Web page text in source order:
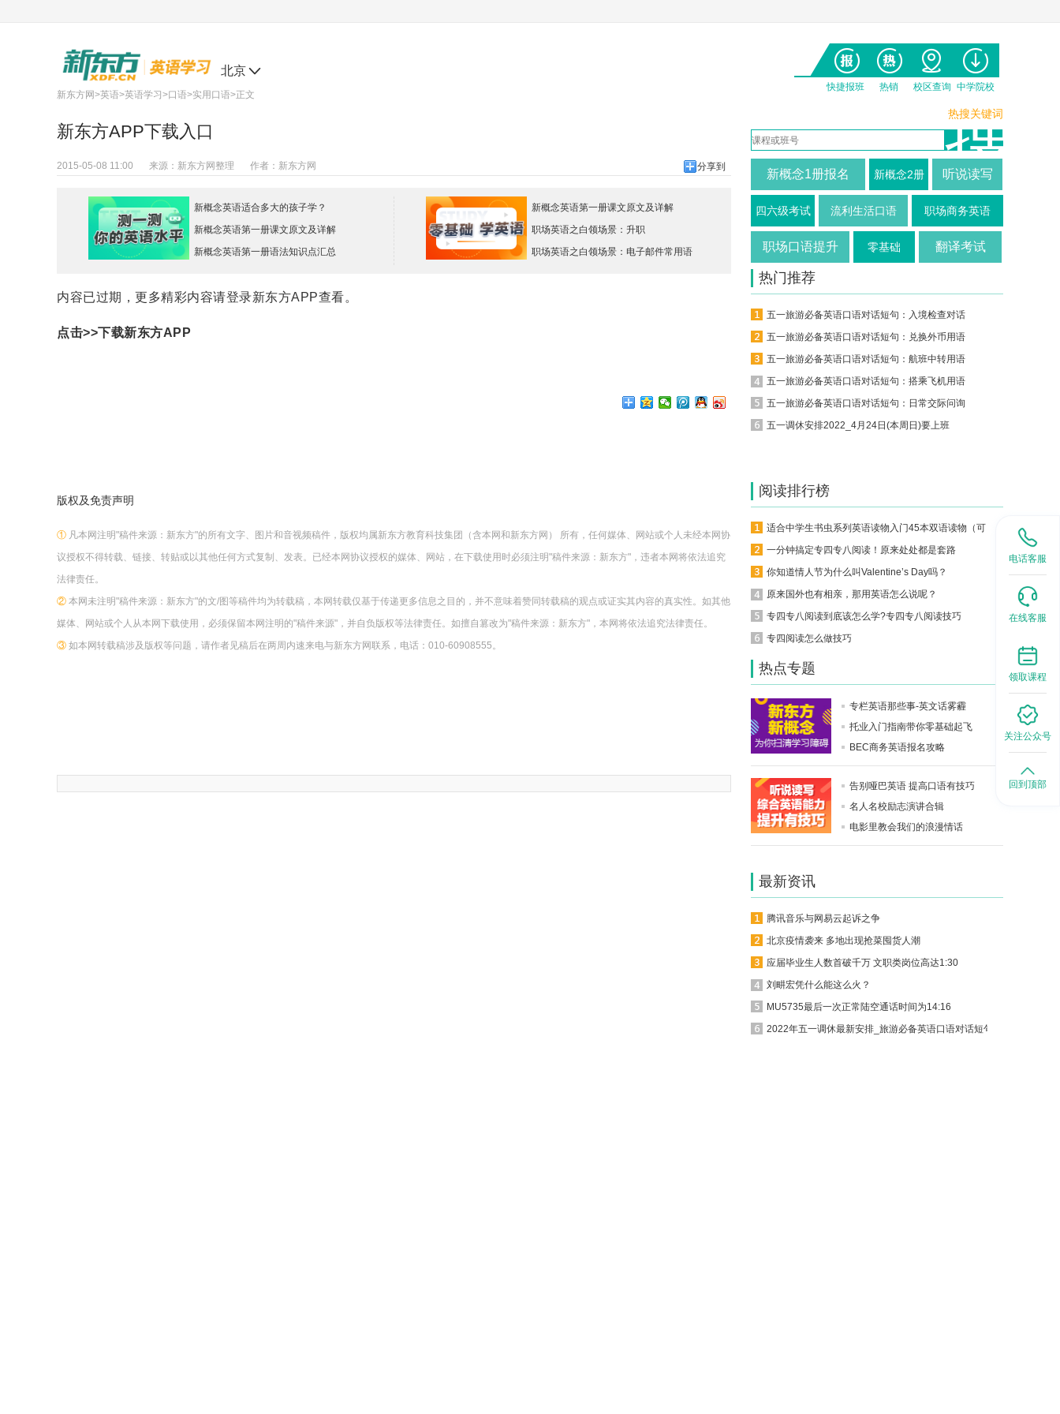
北京
快捷报班 热销 校区查询 中学院校
新东方网>英语>英语学习 >口语>实用口语>正文
新东方APP下载入口
2015-05-08 11:00 来源： 新东方网整理 作者： 新东方网 分享到
新概念英语适合多大的孩子学？
新概念英语第一册课文原文及详解
新概念英语第一册语法知识点汇总
新概念英语第一册课文原文及详解
职场英语之白领场景：升职
职场英语之白领场景：电子邮件常用语
内容已过期，更多精彩内容请登录新东方APP查看。
点击>>下载新东方APP
版权及免责声明
① 凡本网注明"稿件来源：新东方"的所有文字、图片和音视频稿件，版权均属新东方教育科技集团（含本网和新东方网） 所有，任何媒体、网站或个人未经本网协
议授权不得转载、链接、转贴或以其他任何方式复制、发表。已经本网协议授权的媒体、网站，在下载使用时必须注明"稿件来源：新东方"，违者本网将依法追究
法律责任。
② 本网未注明"稿件来源：新东方"的文/图等稿件均为转载稿，本网转载仅基于传递更多信息之目的，并不意味着赞同转载稿的观点或证实其内容的真实性。如其他
媒体、网站或个人从本网下载使用，必须保留本网注明的"稿件来源"，并自负版权等法律责任。如擅自篡改为"稿件来源：新东方"，本网将依法追究法律责任。
③ 如本网转载稿涉及版权等问题，请作者见稿后在两周内速来电与新东方网联系，电话：010-60908555。
热搜关键词
新概念1册报名 新概念2册 听说读写
四六级考试 流利生活口语 职场商务英语
职场口语提升 零基础 翻译考试
热门推荐
五一旅游必备英语口语对话短句：入境检查对话
五一旅游必备英语口语对话短句：兑换外币用语
五一旅游必备英语口语对话短句：航班中转用语
五一旅游必备英语口语对话短句：搭乘飞机用语
五一旅游必备英语口语对话短句：日常交际问询
五一调休安排2022_4月24日(本周日)要上班
阅读排行榜
一分钟搞定专四专八阅读！原来处处都是套路
你知道情人节为什么叫Valentine’s Day吗？
原来国外也有相亲，那用英语怎么说呢？
专四专八阅读到底该怎么学?专四专八阅读技巧
专四阅读怎么做技巧
热点专题
专栏英语那些事-英文话雾霾
托业入门指南带你零基础起飞
BEC商务英语报名攻略
告别哑巴英语 提高口语有技巧
名人名校励志演讲合辑
电影里教会我们的浪漫情话
最新资讯
腾讯音乐与网易云起诉之争
北京疫情袭来 多地出现抢菜囤货人潮
应届毕业生人数首破千万 文职类岗位高达1:30
刘畊宏凭什么能这么火？
MU5735最后一次正常陆空通话时间为14:16
2022年五一调休最新安排_旅游必备英语口语对话短句
电话客服
在线客服
领取课程
关注公众号
回到顶部